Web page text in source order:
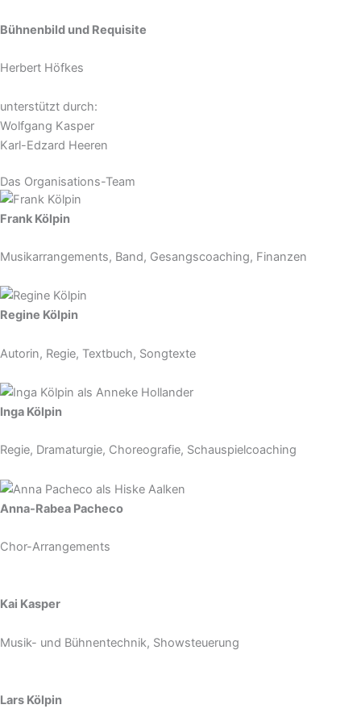
Bühnenbild und Requisite
Herbert Höfkes
unterstützt durch:
Wolfgang Kasper
Karl-Edzard Heeren
Das Organisations-Team
Frank Kölpin
Musikarrangements, Band, Gesangscoaching, Finanzen
Regine Kölpin
Autorin, Regie, Textbuch, Songtexte
Inga Kölpin
Regie, Dramaturgie, Choreografie, Schauspielcoaching
Anna-Rabea Pacheco
Chor-Arrangements
Kai Kasper
Musik- und Bühnentechnik, Showsteuerung
Lars Kölpin